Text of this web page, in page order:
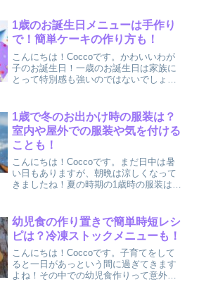
はなく、半日などのお出かけとなると気
になるのが、子供の食...
1歳のお誕生日メニューは手作り
で！簡単ケーキの作り方も！
こんにちは！Coccoです。かわいいわが
子のお誕生日！一歳のお誕生日は家族に
とって特別感も強いのではないでしょう
きたら素敵ですよね。1歳なりたてはまだ
離乳食後期だったり...
1歳で冬のお出かけ時の服装は？
室内や屋外での服装や気を付ける
ことも！
こんにちは！Coccoです。まだ日中は暑
い日もありますが、朝晩は涼しくなって
きましたね！夏の時期の1歳時の服装は男
かったママも冬は重ね着や肌着、小物類
などどうすればい...
幼児食の作り置きで簡単時短レシ
ピは？冷凍ストックメニューも！
こんにちは！Coccoです。子育てをして
ると一日があっという間に過ぎてきます
よね！その中での幼児食作りって意外と